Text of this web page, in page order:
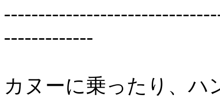
-------------
カヌーに乗ったり、ハ